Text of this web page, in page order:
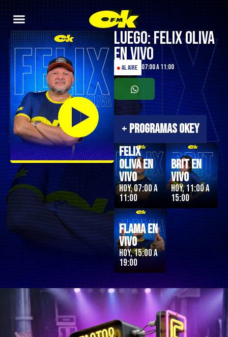
Luego: Felix Oliva
en Vivo
●AL AIRE 07:00 a 11:00
+PROGRAMAS OKEY
Felix
Oliva en
Vivo
Hoy, 07:00 a
11:00
Brit en
Vivo
Hoy, 11:00 a
15:00
Flama en
Vivo
Hoy, 15:00 a
19:00